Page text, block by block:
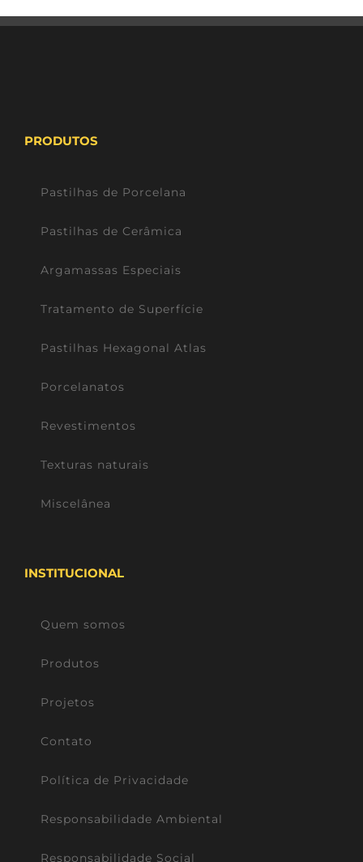
PRODUTOS
Pastilhas de Porcelana
Pastilhas de Cerâmica
Argamassas Especiais
Tratamento de Superfície
Pastilhas Hexagonal Atlas
Porcelanatos
Revestimentos
Texturas naturais
Miscelânea
INSTITUCIONAL
Quem somos
Produtos
Projetos
Contato
Política de Privacidade
Responsabilidade Ambiental
Responsabilidade Social